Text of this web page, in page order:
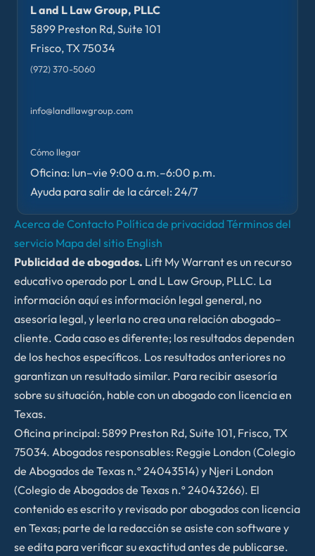
L and L Law Group, PLLC
5899 Preston Rd, Suite 101
Frisco, TX 75034
(972) 370-5060
info@landllawgroup.com
Cómo llegar
Oficina: lun–vie 9:00 a.m.–6:00 p.m.
Ayuda para salir de la cárcel: 24/7
Acerca de Contacto Política de privacidadTérminos del
servicio Mapa del sitio English
Publicidad de abogados. Lift My Warrant es un recurso
educativo operado por L and L Law Group, PLLC. La
información aquí es información legal general, no
asesoría legal, y leerla no crea una relación abogado–
cliente. Cada caso es diferente; los resultados dependen
de los hechos específicos. Los resultados anteriores no
garantizan un resultado similar. Para recibir asesoría
sobre su situación, hable con un abogado con licencia en
Texas.
Oficina principal: 5899 Preston Rd, Suite 101, Frisco, TX
75034. Abogados responsables: Reggie London (Colegio
de Abogados de Texas n.º 24043514) y Njeri London
(Colegio de Abogados de Texas n.º 24043266). El
contenido es escrito y revisado por abogados con licencia
en Texas; parte de la redacción se asiste con software y
se edita para verificar su exactitud antes de publicarse.